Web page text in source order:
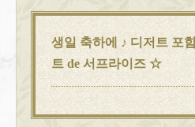
생일 축하에 ♪ 디저트 포
트 de 서프라이즈 ☆